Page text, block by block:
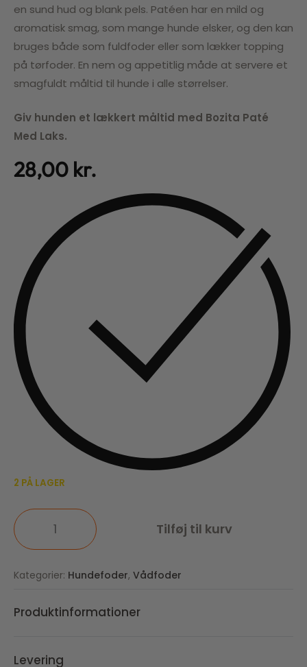
en sund hud og blank pels. Patéen har en mild og
aromatisk smag, som mange hunde elsker, og den kan
bruges både som fuldfoder eller som lækker topping
på tørfoder. En nem og appetitlig måde at servere et
smagfuldt måltid til hunde i alle størrelser.
Giv hunden et lækkert måltid med Bozita Paté
Med Laks.
28,00 kr.
2 PÅ LAGER
Tilføj til kurv
Kategorier: Hundefoder, Vådfoder
Produktinformationer
Levering